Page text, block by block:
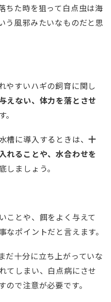
ちた時を狙って白点虫は海
う風邪みたいなものだと思
やすいハギの飼育に関し
えない、体力を落とさせ
。
槽に導入するときは、十
れることや、水合わせを
しましょう。
ことや、餌をよく与えて
ポイントだと言えます。
だ十分に立ち上がっていな
てしまい、白点病にさせ
で注意が必要です。